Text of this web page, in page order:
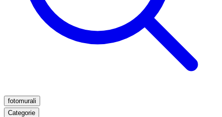
fotomurali
Categorie